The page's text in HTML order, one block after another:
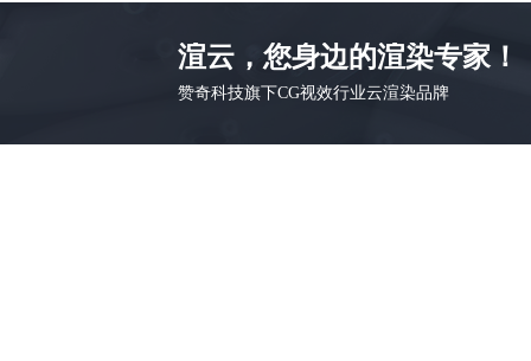
渲云，您身边的渲染专家！
赞奇科技旗下CG视效行业云渲染品牌